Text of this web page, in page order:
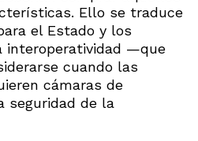
Ello se traduce
el Estado y los
interoperatividad —que
cuando las
cámaras de
seguridad de la